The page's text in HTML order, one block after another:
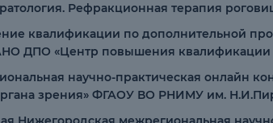
Рефракционная терапия
квалификации по дополнительной
ДПО «Центр повышения квалификации
научно-практическая онлайн
зрения» ФГАОУ ВО РНИМУ им.